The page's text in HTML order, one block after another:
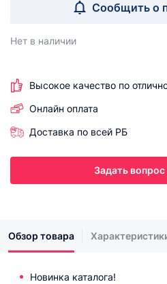
Сообщить о
Нет в наличии
Высокое качество по
Онлайн оплата
Доставка по всей РБ
Задать вопрос
Обзор товара
Новинка каталога!